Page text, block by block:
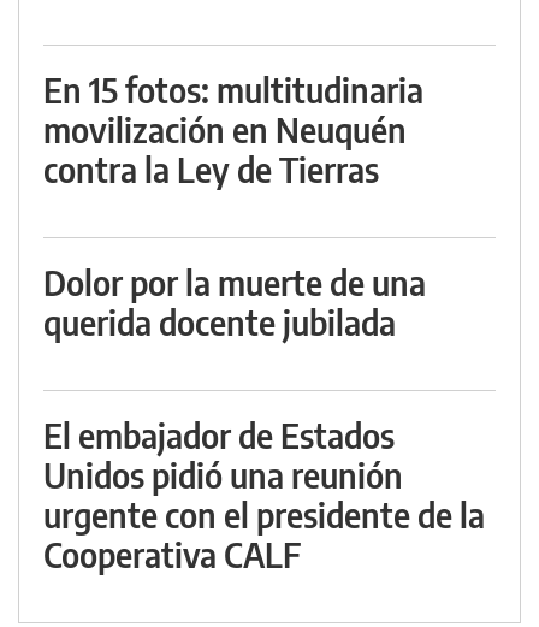
En 15 fotos: multitudinaria
movilización en Neuquén
contra la Ley de Tierras
Dolor por la muerte de una
querida docente jubilada
El embajador de Estados
Unidos pidió una reunión
urgente con el presidente de la
Cooperativa CALF